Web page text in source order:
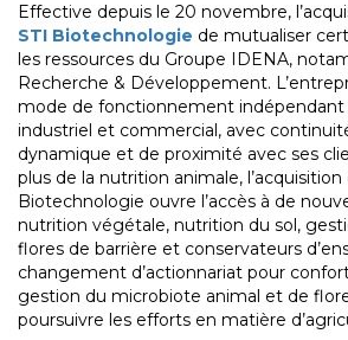
Effective depuis le 20 novembre,
STI Biotechnologie de mutualiser
les ressources du Groupe IDENA,
Recherche & Développement.
mode de fonctionnement indépendant
industriel et commercial, avec
dynamique et de proximité avec ses
plus de la nutrition animale, l’acquisition
Biotechnologie ouvre l’accès à de
nutrition végétale, nutrition du sol,
flores de barrière et conservateurs
changement d’actionnariat pour
gestion du microbiote animal et de
poursuivre les efforts en matière